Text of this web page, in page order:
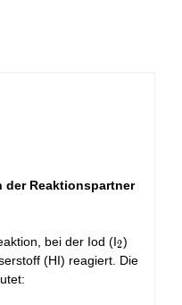
Reaktionspartner
bei der Iod (I_2
2)
(HI) reagiert. Die